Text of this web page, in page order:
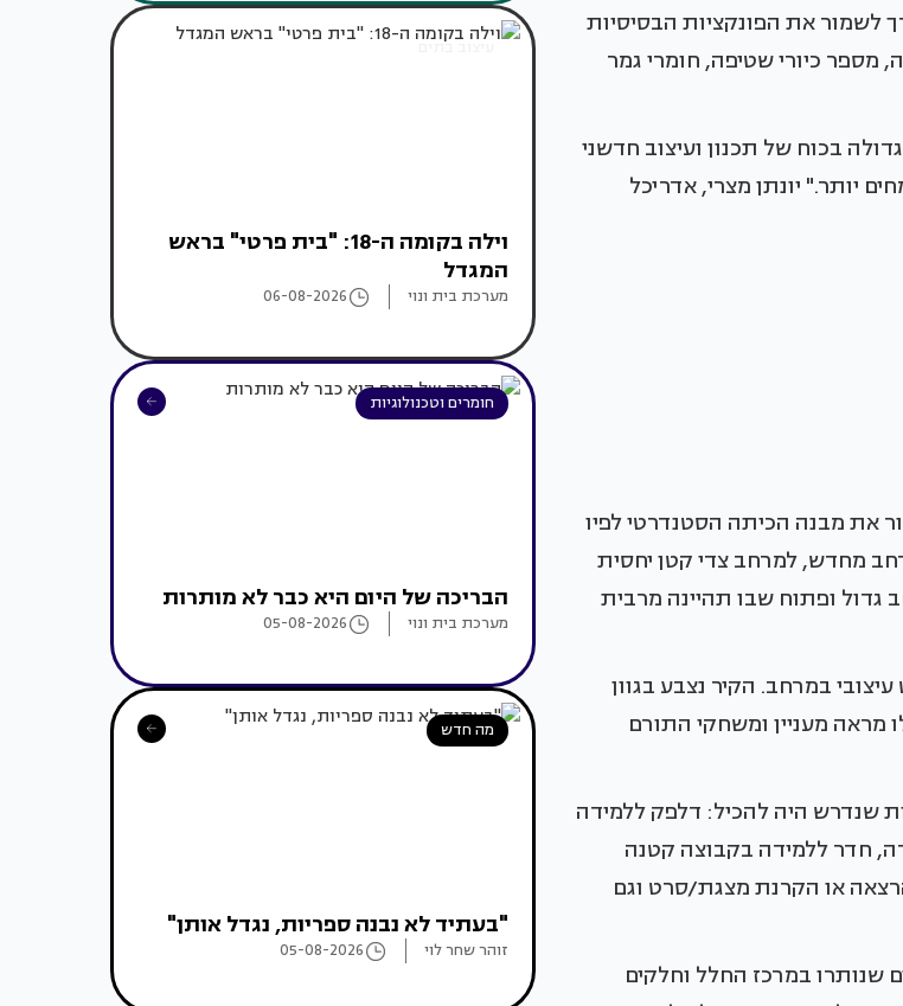
לשמור את הפונקציות הבסיסיות
כיורי שטיפה, חומרי גמר
בכוח של תכנון ועיצוב חדשני
יותר." יונתן מצרי, אדריכל
את מבנה הכיתה הסטנדרטי לפיו
מחדש, למרחב צדי קטן יחסית
ופתוח שבו תהיינה מרבית
במרחב. הקיר נצבע בגוון
מראה מעניין ומשחקי התורם
שנדרש היה להכיל: דלפק ללמידה
חדר ללמידה בקבוצה קטנה
או הקרנת מצגת/סרט וגם
שנותרו במרכז החלל וחלקים
עיצוב בתים
וילה בקומה ה-18: "בית פרטי" בראש
המגדל
מערכת בית ונוי 06-08-2026
חומרים וטכנולוגיות
הבריכה של היום היא כבר לא מותרות
מערכת בית ונוי 05-08-2026
מה חדש
"בעתיד לא נבנה ספריות, נגדל אותן"
זוהר שחר לוי 05-08-2026